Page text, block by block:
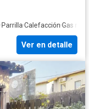
·Parrilla·Calefacción·Gas
Ver en detalle